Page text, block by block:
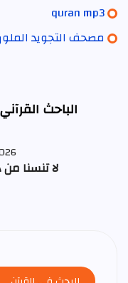
quran mp3
مصحف التجويد
الباحث
لا تنسنا